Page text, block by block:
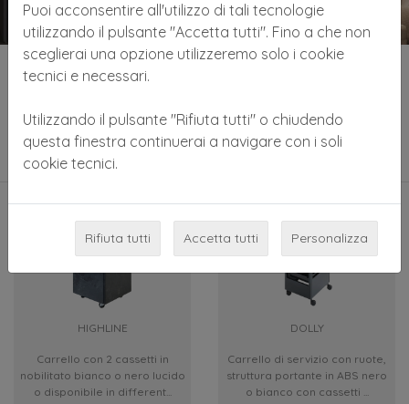
Pietranera propone complementi e accessori per
di più
FILTRA PER CATEGORIA
HIGHLINE
Carrello con 2 cassetti in
nobilitato bianco o nero lucido
o disponibile in different...
DOLLY
Carrello di servizio con ruote,
struttura portante in ABS nero
o bianco con cassetti ...
Puoi acconsentire all'utilizzo di tali tecnologie
utilizzando il pulsante "Accetta tutti". Fino a che non
sceglierai una opzione utilizzeremo solo i cookie
tecnici e necessari.
Utilizzando il pulsante "Rifiuta tutti" o chiudendo
questa finestra continuerai a navigare con i soli
cookie tecnici.
Rifiuta tutti Accetta tutti Personalizza